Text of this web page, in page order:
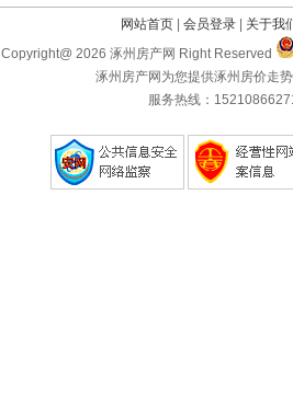
网站首页 会员登录
关于我
Copyright@ 2026 涿州房产网 Right Reserved
涿州房产网为您提供涿州房价走
服务热线：